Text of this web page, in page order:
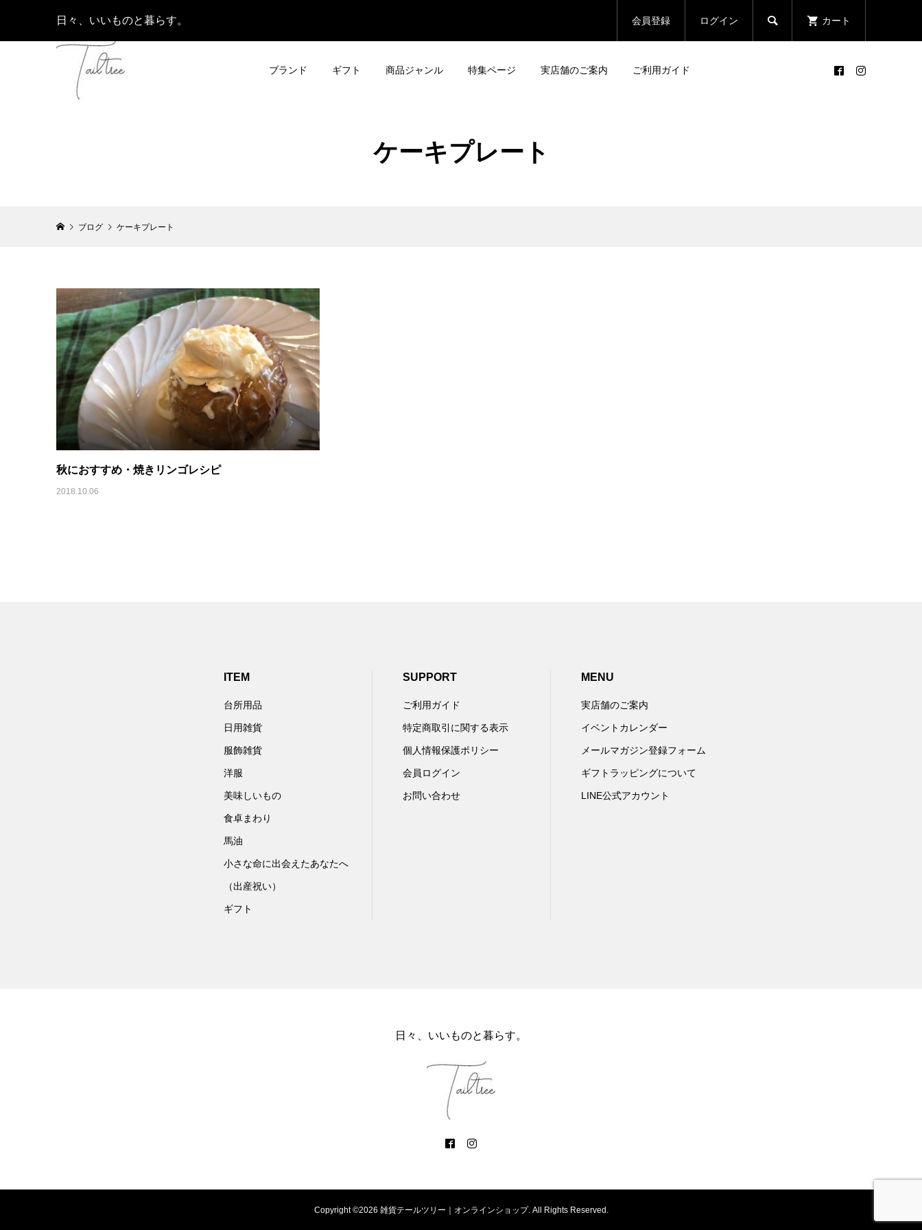
日々、いいものと暮らす。 会員登録 ログイン  カート
ブランド ギフト 商品ジャンル 特集ページ 実店舗のご案内 ご利用ガイド
ケーキプレート
ブログ ケーキプレート
秋におすすめ・焼きリンゴレシピ
2018.10.06
ITEM
台所用品
日用雑貨
服飾雑貨
洋服
美味しいもの
食卓まわり
馬油
小さな命に出会えたあなたへ
（出産祝い）
ギフト
SUPPORT
ご利用ガイド
特定商取引に関する表示
個人情報保護ポリシー
会員ログイン
お問い合わせ
MENU
実店舗のご案内
イベントカレンダー
メールマガジン登録フォーム
ギフトラッピングについて
LINE公式アカウント
日々、いいものと暮らす。
Copyright ©2026 雑貨テールツリー｜オンラインショップ. All Rights Reserved.